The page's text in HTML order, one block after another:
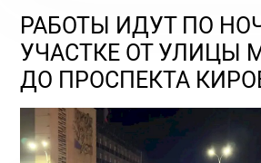
РАБОТЫ ИДУТ ПО
УЧАСТКЕ ОТ УЛИЦЫ
ДО ПРОСПЕКТА